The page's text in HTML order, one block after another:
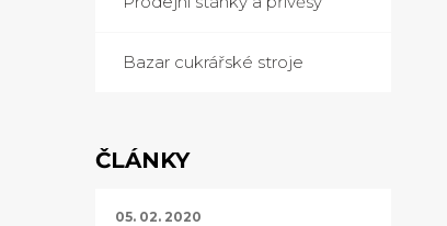
Bazar cukrářské stroje
ČLÁNKY
05. 02. 2020